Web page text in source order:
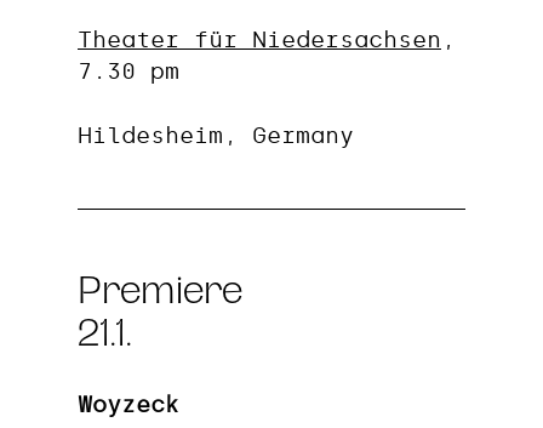
Theater für Niedersachsen ,
7.30 pm
Hildesheim, Germany
Premiere
21.1.
Woyzeck